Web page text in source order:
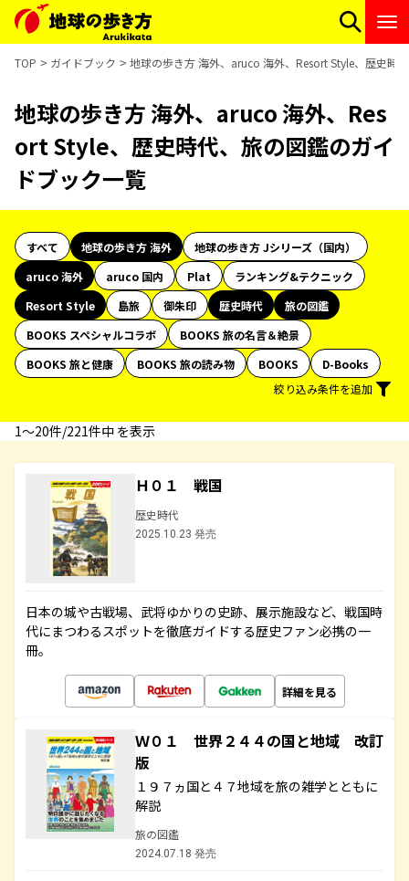
TOP ガイドブック 地球の歩き方 海外、aruco 海外、Resort Style、歴史時
地球の歩き方 海外、aruco 海外、Res
ort Style、歴史時代、旅の図鑑のガイ
ドブック一覧
すべて 地球の歩き方 海外
地球の歩き方 Jシリーズ（国内）
aruco 海外
aruco 国内 Plat
ランキング&テクニック
Resort Style
島旅 御朱印 歴史時代
旅の図鑑
BOOKS スペシャルコラボ
BOOKS 旅の名言＆絶景
BOOKS 旅と健康
BOOKS 旅の読み物 BOOKS
D-Books
絞り込み条件を追加
1〜20件/221件中 を表示
Ｈ０１ 戦国
歴史時代
2025.10.23 発売
日本の城や古戦場、武将ゆかりの史跡、展示施設など、戦国時
代にまつわるスポットを徹底ガイドする歴史ファン必携の一
冊。
詳細を見る
Ｗ０１ 世界２４４の国と地域 改訂
版
１９７ヵ国と４７地域を旅の雑学とともに
解説
旅の図鑑
2024.07.18 発売